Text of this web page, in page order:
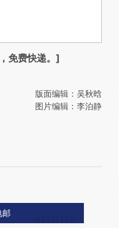
免费快递。]
版面编辑：吴秋晗
图片编辑：李泊静
邮